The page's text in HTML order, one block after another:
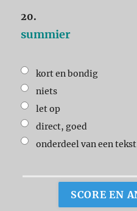
20.
summier
kort en bondig
niets
let op
direct, goed
onderdeel van een tekst